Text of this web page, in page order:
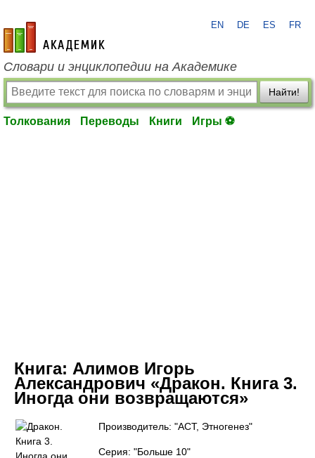
academic.ru
EN DE ES FR
Словари и энциклопедии на Академике
Найти!
Толкования Переводы Книги Игры ⚽
Книга: Алимов Игорь
Александрович «Дракон. Книга 3.
Иногда они возвращаются»
Производитель: "АСТ, Этногенез"
Серия: "Больше 10"